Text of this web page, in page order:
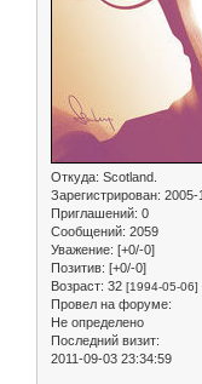
Откуда: Scotland.
Зарегистрирован: 2005-
Приглашений: 0
Сообщений: 2059
Уважение: [+0/-0]
Позитив: [+0/-0]
Возраст: 32 [1994-05-06]
Провел на форуме:
Не определено
Последний визит:
2011-09-03 23:34:59